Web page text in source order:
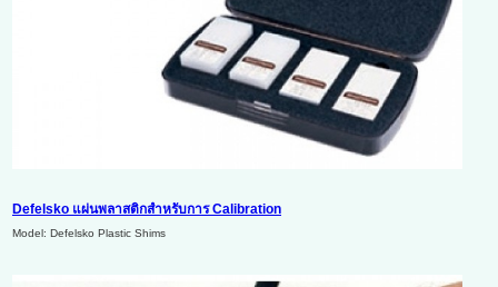
Defelsko แผ่นพลาสติกสำหรับการ Calibration
Model: Defelsko Plastic Shims